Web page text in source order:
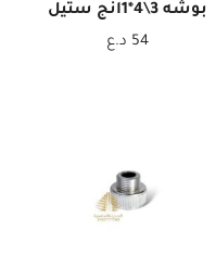
بوشه 3\4*1انج ستيل
54 د.ع